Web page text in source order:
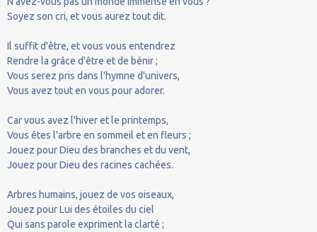
Soyez son cri, et vous aurez tout dit.
Il suffit d'être, et vous vous entendrez
Rendre la grâce d'être et de bénir ;
Vous serez pris dans l'hymne d'univers,
Vous avez tout en vous pour adorer.
Car vous avez l'hiver et le printemps,
Vous êtes l'arbre en sommeil et en fleurs ;
Jouez pour Dieu des branches et du vent,
Jouez pour Dieu des racines cachées.
Arbres humains, jouez de vos oiseaux,
Jouez pour Lui des étoiles du ciel
Qui sans parole expriment la clarté ;